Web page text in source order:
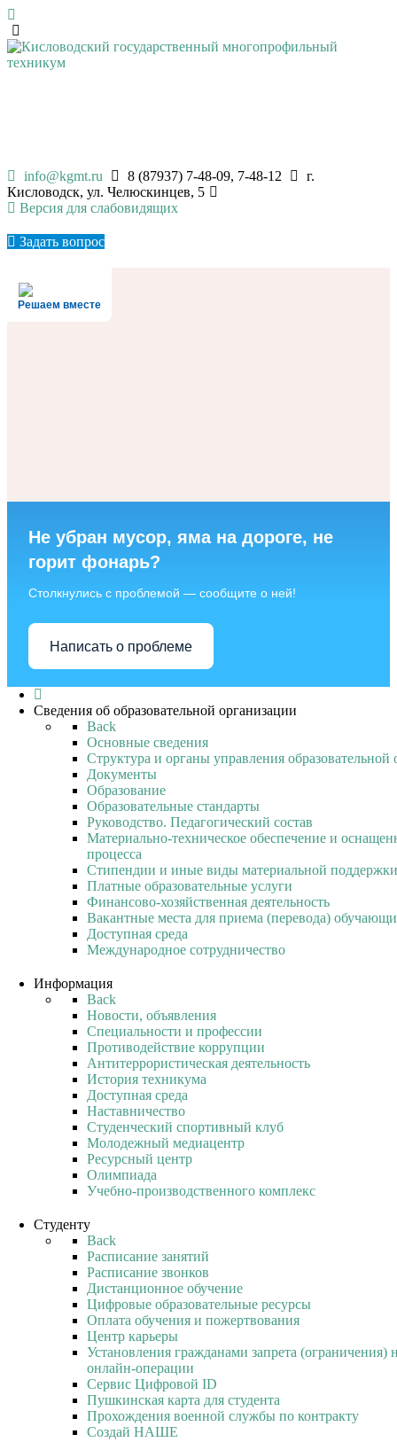
info@kgmt.ru 8 (87937) 7-48-09, 7-48-12
г.
Кисловодск, ул. Челюскинцев, 5
Версия для слабовидящих
Задать вопрос
Решаем вместе
Не убран мусор, яма на дороге, не
горит фонарь?
Столкнулись с проблемой — сообщите о ней!
Написать о проблеме
Сведения об образовательной организации
Back
Основные сведения
Структура и органы управления образовательной
Документы
Образование
Образовательные стандарты
Руководство. Педагогический состав
Материально-техническое обеспечение и
процесса
Стипендии и иные виды материальной поддержки
Платные образовательные услуги
Финансово-хозяйственная деятельность
Вакантные места для приема (перевода)
Доступная среда
Международное сотрудничество
Информация
Back
Новости, объявления
Специальности и профессии
Противодействие коррупции
Антитеррористическая деятельность
История техникума
Доступная среда
Наставничество
Студенческий спортивный клуб
Молодежный медиацентр
Ресурсный центр
Олимпиада
Учебно-производственного комплекс
Студенту
Back
Расписание занятий
Расписание звонков
Дистанционное обучение
Цифровые образовательные ресурсы
Оплата обучения и пожертвования
Центр карьеры
Установления гражданами запрета (ограничения)
онлайн-операции
Сервис Цифровой ID
Пушкинская карта для студента
Прохождения военной службы по контракту
Создай НАШЕ